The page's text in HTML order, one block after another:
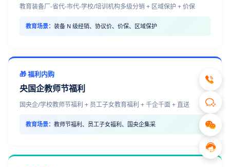
教育装备厂-省代-市代-学校/培训机构多级分销 + 区域保护 + 价保
教育场景： 装备 N 级经销、协议价、价保、区域保护
🎁 福利内购
央国企教师节福利
国央企/学校教师节福利 + 员工子女教育福利 + 千企千面 + 直送
教育场景： 教师节福利、员工子女福利、国央企集采